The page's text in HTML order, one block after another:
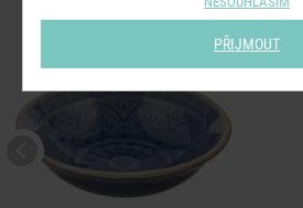
PŘIJMOUT